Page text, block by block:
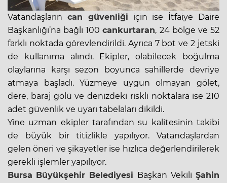
Vatandaşların can güvenliği için ise İtfaiye Daire
Başkanlığı’na bağlı 100cankurtaran, 24 bölge ve 52
farklı noktada görevlendirildi. Ayrıca 7 bot ve 2 jetski
de kullanıma alındı. Ekipler, olabilecek boğulma
olaylarına karşı sezon boyunca sahillerde devriye
atmaya başladı. Yüzmeye uygun olmayan gölet,
dere, baraj gölü ve denizdeki riskli noktalara ise 210
adet güvenlik ve uyarı tabelaları dikildi.
Yine uzman ekipler tarafından su kalitesinin takibi
de büyük bir titizlikle yapılıyor. Vatandaşlardan
gelen öneri ve şikayetler ise hızlıca değerlendirilerek
gerekli işlemler yapılıyor.
Bursa Büyükşehir Belediyesi Başkan VekiliŞahin